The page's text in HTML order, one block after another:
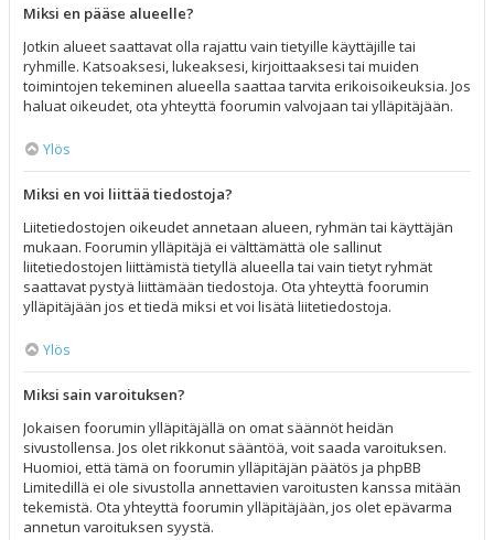
Miksi en pääse alueelle?
Jotkin alueet saattavat olla rajattu vain tietyille käyttäjille tai
ryhmille. Katsoaksesi, lukeaksesi, kirjoittaaksesi tai muiden
toimintojen tekeminen alueella saattaa tarvita erikoisoikeuksia. Jos
haluat oikeudet, ota yhteyttä foorumin valvojaan tai ylläpitäjään.
Ylös
Miksi en voi liittää tiedostoja?
Liitetiedostojen oikeudet annetaan alueen, ryhmän tai käyttäjän
mukaan. Foorumin ylläpitäjä ei välttämättä ole sallinut
liitetiedostojen liittämistä tietyllä alueella tai vain tietyt ryhmät
saattavat pystyä liittämään tiedostoja. Ota yhteyttä foorumin
ylläpitäjään jos et tiedä miksi et voi lisätä liitetiedostoja.
Ylös
Miksi sain varoituksen?
Jokaisen foorumin ylläpitäjällä on omat säännöt heidän
sivustollensa. Jos olet rikkonut sääntöä, voit saada varoituksen.
Huomioi, että tämä on foorumin ylläpitäjän päätös ja phpBB
Limitedillä ei ole sivustolla annettavien varoitusten kanssa mitään
tekemistä. Ota yhteyttä foorumin ylläpitäjään, jos olet epävarma
annetun varoituksen syystä.